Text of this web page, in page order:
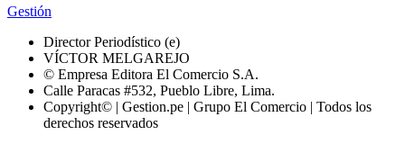
Gestión
Director Periodístico (e)
VÍCTOR MELGAREJO
© Empresa Editora El Comercio S.A.
Calle Paracas #532, Pueblo Libre, Lima.
Copyright© | Gestion.pe | Grupo El Comercio | Todos los
derechos reservados